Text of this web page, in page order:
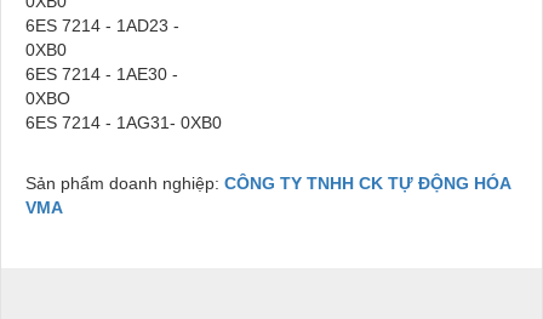
6ES 7214 - 1AD23 -
6ES 7214 - 1AE30 -
6ES 7214 - 1AG31- 0XB0
Sản phẩm doanh nghiệp: CÔNG TY TNHH CK TỰ ĐỘNG HÓA
VMA